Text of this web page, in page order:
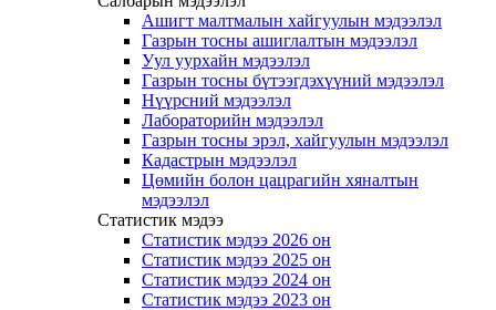
Ашигт малтмалын хайгуулын мэдээлэл
Газрын тосны ашиглалтын мэдээлэл
Уул уурхайн мэдээлэл
Газрын тосны бүтээгдэхүүний мэдээлэл
Нүүрсний мэдээлэл
Лабораторийн мэдээлэл
Газрын тосны эрэл, хайгуулын мэдээлэл
Кадастрын мэдээлэл
Цөмийн болон цацрагийн хяналтын
мэдээлэл
Статистик мэдээ
Статистик мэдээ 2026 он
Статистик мэдээ 2025 он
Статистик мэдээ 2024 он
Статистик мэдээ 2023 он